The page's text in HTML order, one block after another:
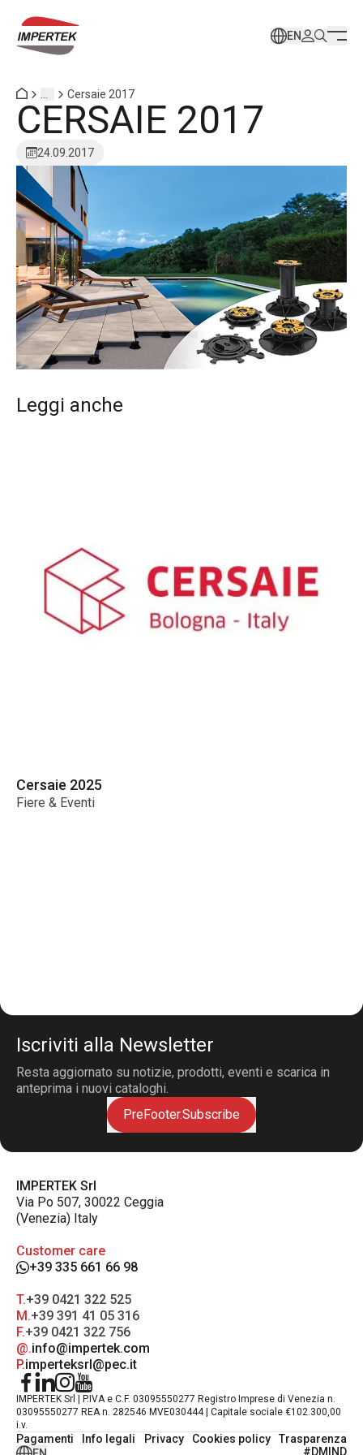
EN
Cersaie 2017
CERSAIE 2017
24.09.2017
Leggi anche
Cersaie 2025
Fiere & Eventi
Iscriviti alla Newsletter
Resta aggiornato su notizie, prodotti, eventi e scarica in
anteprima i nuovi cataloghi.
PreFooter.Subscribe
IMPERTEK Srl
Via Po 507, 30022 Ceggia
(Venezia) Italy
Customer care
+39 335 661 66 98
T.+39 0421 322 525
M.+39 391 41 05 316
F.+39 0421 322 756
@.info@impertek.com
P.imperteksrl@pec.it
IMPERTEK Srl | P.IVA e C.F. 03095550277 Registro Imprese di Venezia n.
03095550277 REA n. 282546 MVE030444 | Capitale sociale €102.300,00
i.v.
Pagamenti Info legali Privacy Cookies policy
Trasparenza
#DMIND